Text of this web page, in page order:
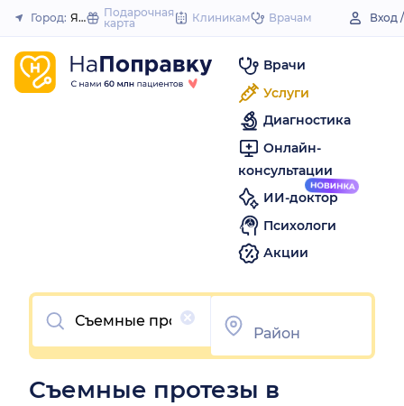
to
Закрыть
Город: Яблоновский (поселок)
Подарочная
карта
Клиникам Врачам Вход
Врачи
Услуги
Диагностика
Онлайн-
консультации
ИИ-доктор
Психологи
Акции
Очистить
Съемные протезы в